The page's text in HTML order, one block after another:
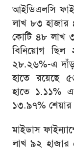
আইডিএলসি
লাখ ৮৩
কোটি ৪৮ লাখ
বিনিয়োগ ছিল
২৮.২৬%-এ
হাতে রয়েছে
হাতে ১.১১%
১৩.৯৭%
মাইডাস
লাখ ৯২